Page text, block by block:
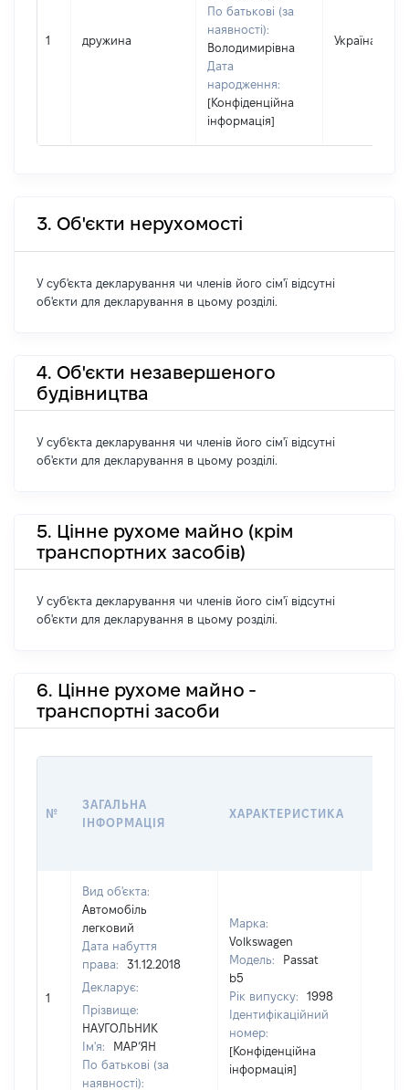
1 дружина
По батькові (за
наявності):
Володимирівна
Дата
народження:
[Конфіденційна
інформація]
Україна
3. Об'єкти нерухомості
У суб'єкта декларування чи членів його сім'ї відсутні
об'єкти для декларування в цьому розділі.
4. Об'єкти незавершеного
будівництва
У суб'єкта декларування чи членів його сім'ї відсутні
об'єкти для декларування в цьому розділі.
5. Цінне рухоме майно (крім
транспортних засобів)
У суб'єкта декларування чи членів його сім'ї відсутні
об'єкти для декларування в цьому розділі.
6. Цінне рухоме майно -
транспортні засоби
№
ЗАГАЛЬНА
ІНФОРМАЦІЯ
ХАРАКТЕРИСТИКА
1
Вид об'єкта:
Автомобіль
легковий
Дата набуття
права:
31.12.2018
Декларує:
Прізвище:
НАУГОЛЬНИК
Ім'я:
МАР’ЯН
По батькові (за
наявності):
Марка:
Volkswagen
Модель:
Passat
b5
Рік випуску:
1998
Ідентифікаційний
номер:
[Конфіденційна
інформація]